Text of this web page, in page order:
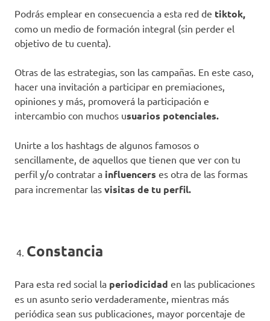
Podrás emplear en consecuencia a esta red de tiktok,
como un medio de formación integral (sin perder el
objetivo de tu cuenta).
Otras de las estrategias, son las campañas. En este caso,
hacer una invitación a participar en premiaciones,
opiniones y más, promoverá la participación e
intercambio con muchos usuarios potenciales.
Unirte a los hashtags de algunos famosos o
sencillamente, de aquellos que tienen que ver con tu
perfil y/o contratar a influencers es otra de las formas
para incrementar las visitas de tu perfil.
Constancia
Para esta red social la periodicidad en las publicaciones
es un asunto serio verdaderamente, mientras más
periódica sean sus publicaciones, mayor porcentaje de